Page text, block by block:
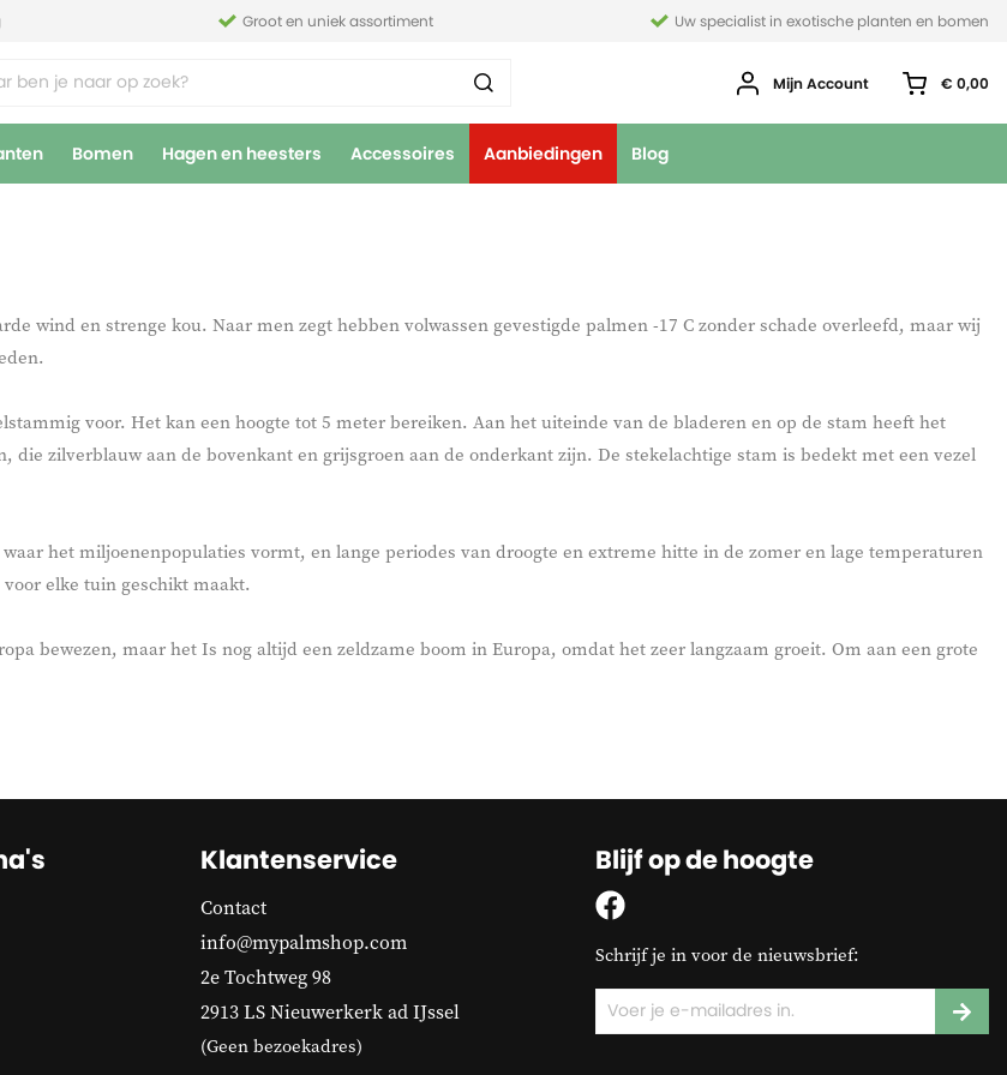
Groot en uniek assortiment Uw specialist in exotische planten en bomen
Mijn Account € 0,00
Bomen Hagen en heesters Accessoires Aanbiedingen Blog
wind en strenge kou. Naar men zegt hebben volwassen gevestigde palmen -17 C zonder schade overleefd, maar wij
voor. Het kan een hoogte tot 5 meter bereiken. Aan het uiteinde van de bladeren en op de stam heeft het
die zilverblauw aan de bovenkant en grijsgroen aan de onderkant zijn. De stekelachtige stam is bedekt met een vezel
het miljoenenpopulaties vormt, en lange periodes van droogte en extreme hitte in de zomer en lage temperaturen
elke tuin geschikt maakt.
bewezen, maar het Is nog altijd een zeldzame boom in Europa, omdat het zeer langzaam groeit. Om aan een grote
Klantenservice
Contact
info@mypalmshop.com
2e Tochtweg 98
2913 LS Nieuwerkerk ad IJssel
(Geen bezoekadres)
Blijf op de hoogte
Schrijf je in voor de nieuwsbrief: